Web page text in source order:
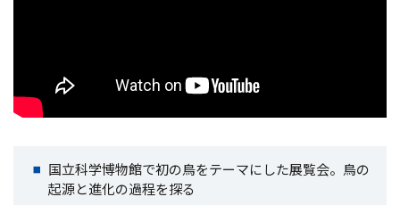
国立科学博物館で初の鳥をテーマにした展覧会。鳥の
起源と進化の過程を探る